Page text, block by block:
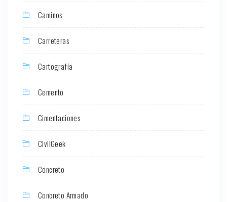
Caminos
Carreteras
Cartografía
Cemento
Cimentaciones
CivilGeek
Concreto
Concreto Armado